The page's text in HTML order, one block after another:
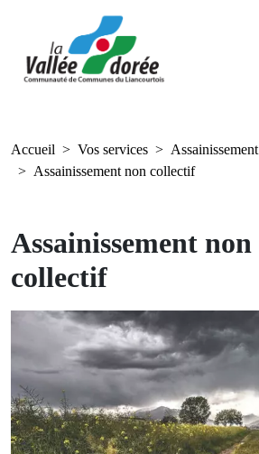
Accueil Vos services
Assainissement
Assainissement non collectif
Assainissement non
collectif